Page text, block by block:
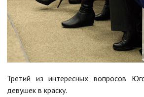
Третий из интересных вопросов
девушек в краску.